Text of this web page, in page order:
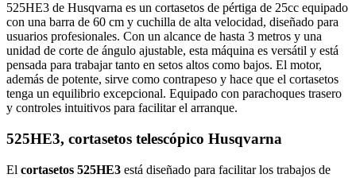
525HE3 de Husqvarna es un cortasetos de pértiga de 25cc equipado
con una barra de 60 cm y cuchilla de alta velocidad, diseñado para
usuarios profesionales. Con un alcance de hasta 3 metros y una
unidad de corte de ángulo ajustable, esta máquina es versátil y está
pensada para trabajar tanto en setos altos como bajos. El motor,
además de potente, sirve como contrapeso y hace que el cortasetos
tenga un equilibrio excepcional. Equipado con parachoques trasero
y controles intuitivos para facilitar el arranque.
525HE3, cortasetos telescópico Husqvarna
El cortasetos 525HE3 está diseñado para facilitar los trabajos de